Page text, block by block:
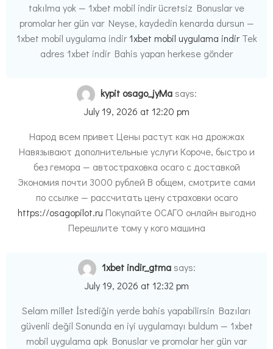
takılma yok — 1xbet mobil indir ücretsiz Bonuslar ve
promolar her gün var Neyse, kaydedin kenarda dursun —
1xbet mobil uygulama indir1xbet mobil uygulama indirTek
adres 1xbet indir Bahis yapan herkese gönder
kypit osago_jyMa says:
July 19, 2026 at 12:20 pm
Народ всем привет Цены растут как на дрожжах
Навязывают дополнительные услуги Короче, быстро и
без гемора — автостраховка осаго с доставкой
Экономия почти 3000 рублей В общем, смотрите сами
по ссылке — рассчитать цену страховки осаго
https://osagopilot.ru Покупайте ОСАГО онлайн выгодно
Перешлите тому у кого машина
1xbet indir_gtma says:
July 19, 2026 at 12:32 pm
Selam millet İstediğin yerde bahis yapabilirsin Bazıları
güvenli değil Sonunda en iyi uygulamayı buldum — 1xbet
mobil uygulama apk Bonuslar ve promolar her gün var